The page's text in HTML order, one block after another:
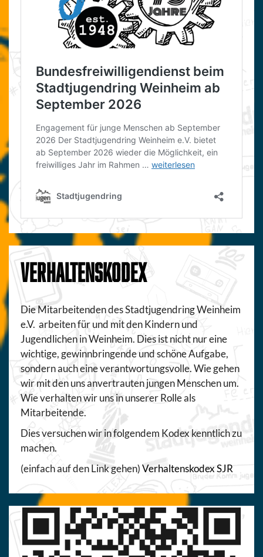
VERHALTENSKODEX
Die Mitarbeitenden des Stadtjugendring Weinheim
e.V. arbeiten für und mit den Kindern und
Jugendlichen in Weinheim. Dies ist nicht nur eine
wichtige, gewinnbringende und schöne Aufgabe,
sondern auch eine verantwortungsvolle. Wie gehen
wir mit den uns anvertrauten jungen Menschen um.
Wie verhalten wir uns in unserer Rolle als
Mitarbeitende.
Dies versuchen wir in folgendem Kodex kenntlich zu
machen.
(einfach auf den Link gehen)Verhaltenskodex SJR